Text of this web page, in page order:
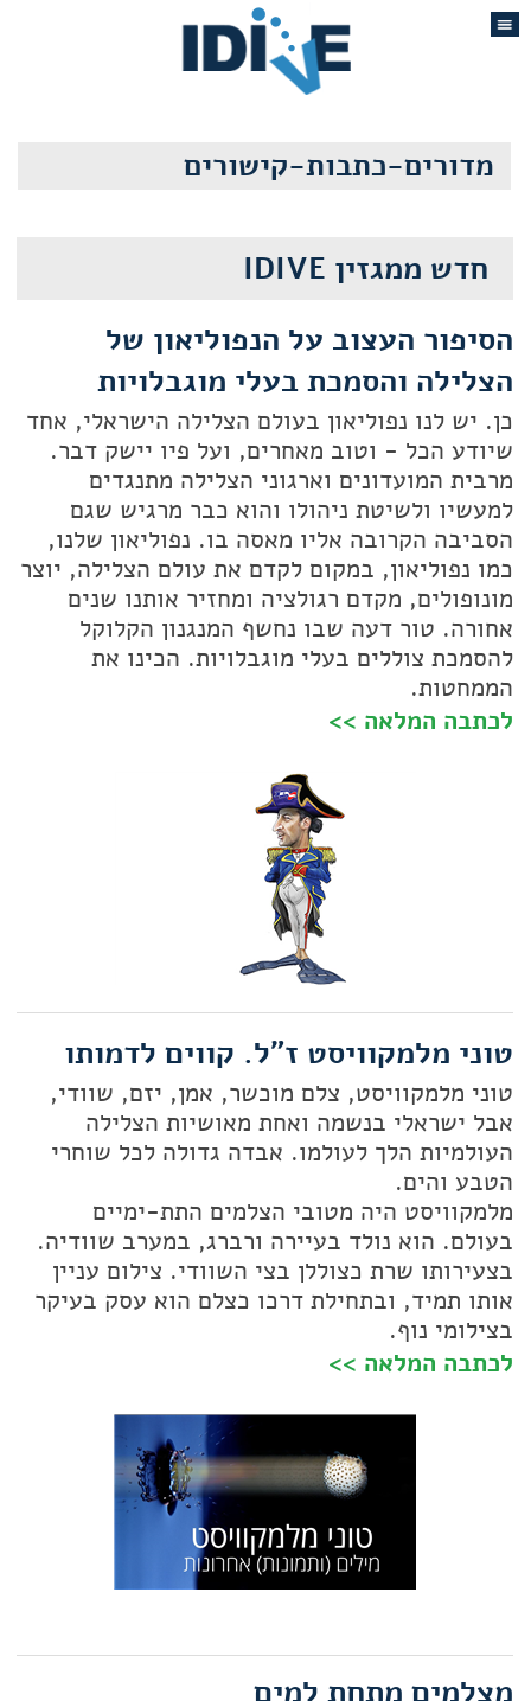
מדורים-כתבות-קישורים
חדש ממגזין IDIVE
הסיפור העצוב על הנפוליאון של
הצלילה והסמכת בעלי מוגבלויות
כן. יש לנו נפוליאון בעולם הצלילה הישראלי, אחד
שיודע הכל - וטוב מאחרים, ועל פיו יישק דבר.
מרבית המועדונים וארגוני הצלילה מתנגדים
למעשיו ולשיטת ניהולו והוא כבר מרגיש שגם
הסביבה הקרובה אליו מאסה בו. נפוליאון שלנו,
כמו נפוליאון, במקום לקדם את עולם הצלילה, יוצר
מונופולים, מקדם רגולציה ומחזיר אותנו שנים
אחורה. טור דעה שבו נחשף המנגנון הקלוקל
להסמכת צוללים בעלי מוגבלויות. הכינו את
הממחטות.
לכתבה המלאה >>
טוני מלמקוויסט ז״ל. קווים לדמותו
טוני מלמקוויסט, צלם מוכשר, אמן, יזם, שוודי,
אבל ישראלי בנשמה ואחת מאושיות הצלילה
העולמיות הלך לעולמו. אבדה גדולה לכל שוחרי
הטבע והים.
מלמקוויסט היה מטובי הצלמים התת-ימיים
בעולם. הוא נולד בעיירה ורברג, במערב שוודיה.
בצעירותו שרת כצוללן בצי השוודי. צילום עניין
אותו תמיד, ובתחילת דרכו כצלם הוא עסק בעיקר
בצילומי נוף.
לכתבה המלאה >>
מצלמים מתחת למים